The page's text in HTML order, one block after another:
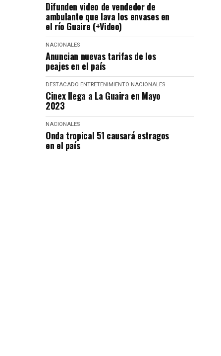
Difunden video de vendedor de
ambulante que lava los envases en
el río Guaire (+Video)
NACIONALES
Anuncian nuevas tarifas de los
peajes en el país
DESTACADO ENTRETENIMIENTO NACIONALES
Cinex llega a La Guaira en Mayo
2023
NACIONALES
Onda tropical 51 causará estragos
en el país